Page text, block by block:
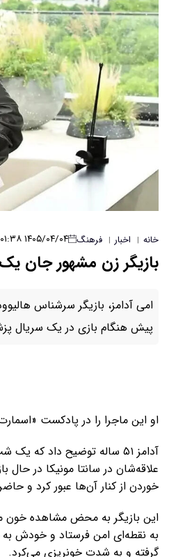
خانه | اخبار | فرهنگ ۱۴۰۵/۰۴/۰۴ ۱۵:۰۱:۳۸
بازیگر زن مشهور جان
امی آدامز، بازیگر سرشناس
پیش هنگام بازی در یک سریال
او این ماجرا را در پادکست
آدامز ۵۱ ساله توضیح
علاقه‌شان در سانتا مونیکا در
خوردن از کنار آن‌ها عبور کرد و
این بازیگر به محض مشاهده خون
به نقطه‌ای امن فرستاد و خودش
گرفته و به شدت خونریزی می‌کرد.